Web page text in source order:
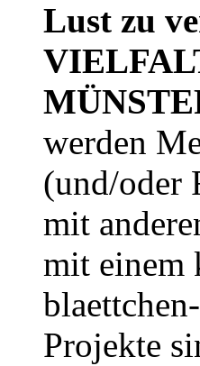
Lust zu
werden
(und/oder
mit
mit einem
Projekte